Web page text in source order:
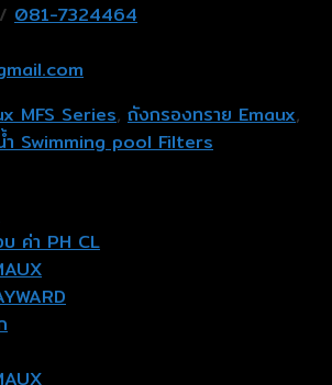
/ 081-7324464
MFS Series, ถังกรองทราย Emaux,
ำ Swimming pool Filters
ค่า PH CL